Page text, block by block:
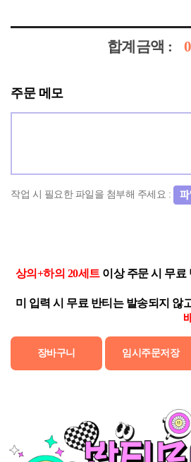
합계금액 : 0
주문 메모
작업 시 필요한 파일을 첨부해 주세요 :
상의+하의 20세트이상 주문 시 무료
미 입력 시 무료 반티는 발송되지 않
장바구니 임시주문저장